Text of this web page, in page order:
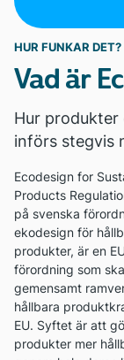
HUR FUNKAR DET?
Vad är
Hur produkter
införs stegvis
Ecodesign for
Products
på svenska
ekodesign för
produkter, är en
förordning som
gemensamt
hållbara
EU. Syftet är att
produkter mer